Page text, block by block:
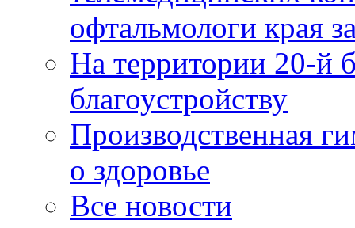
офтальмологи края
На территории 20-й
благоустройству
Производственная
о здоровье
Все новости